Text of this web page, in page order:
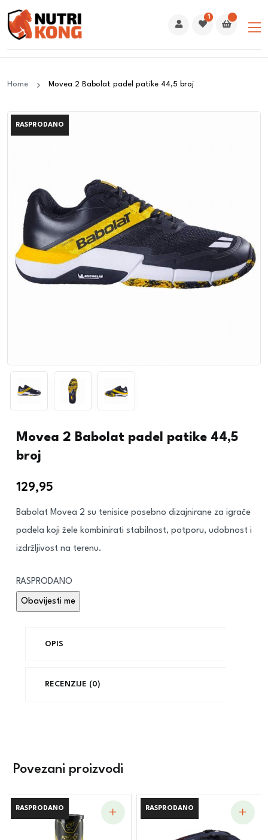
1
Home Movea 2 Babolat padel patike 44,5 broj
RASPRODANO
Movea 2 Babolat padel patike 44,5
broj
129,95
Babolat Movea 2 su tenisice posebno dizajnirane za igrače
padela koji žele kombinirati stabilnost, potporu, udobnost i
izdržljivost na terenu.
RASPRODANO
OPIS
RECENZIJE (0)
Povezani proizvodi
RASPRODANO
RASPRODANO RASPRODANO
RASPRODANO